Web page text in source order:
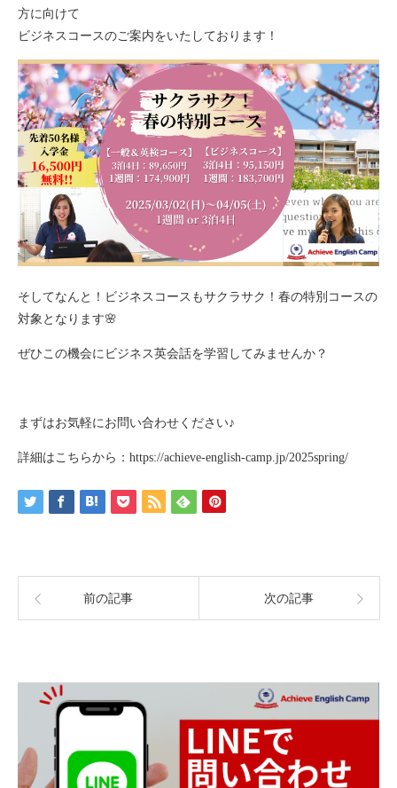
方に向けて
ビジネスコースのご案内をいたしております！
そしてなんと！ビジネスコースもサクラサク！春の特別コースの
対象となります🌸
ぜひこの機会にビジネス英会話を学習してみませんか？
まずはお気軽にお問い合わせください♪
詳細はこちらから： https://achieve-english-camp.jp/2025spring/
前の記事 次の記事